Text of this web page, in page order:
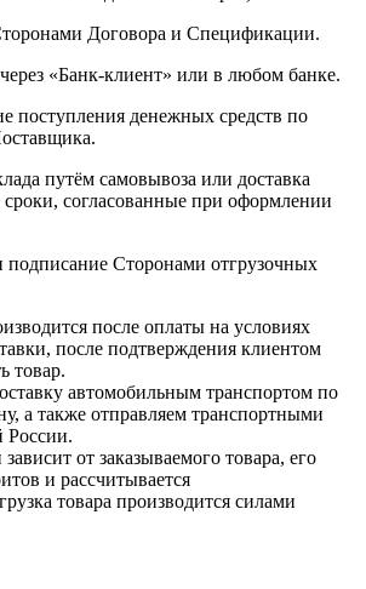
Договора и Спецификации.
«Банк-клиент» или в любом банке.
поступления денежных средств по
путём самовывоза или доставка
согласованные при оформлении
Сторонами отгрузочных
после оплаты на условиях
после подтверждения клиентом
товар.
автомобильным транспортом по
а также отправляем транспортными
России.
от заказываемого товара, его
и рассчитывается
товара производится силами